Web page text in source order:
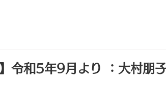
令和5年9月より ：大村朋